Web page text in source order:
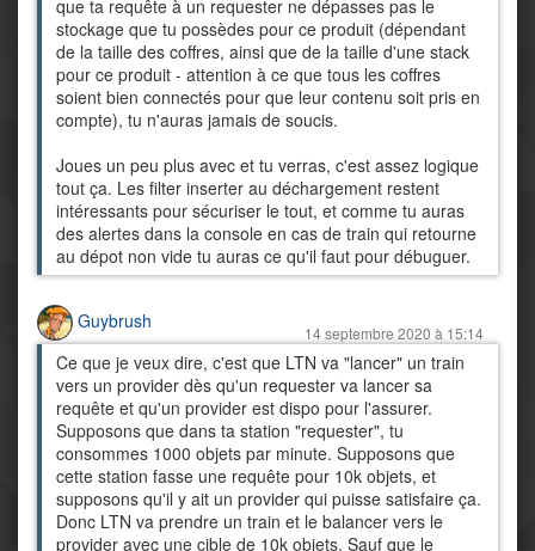
que ta requête à un requester ne dépasses pas le
stockage que tu possèdes pour ce produit (dépendant
de la taille des coffres, ainsi que de la taille d'une stack
pour ce produit - attention à ce que tous les coffres
soient bien connectés pour que leur contenu soit pris en
compte), tu n'auras jamais de soucis.
Joues un peu plus avec et tu verras, c'est assez logique
tout ça. Les filter inserter au déchargement restent
intéressants pour sécuriser le tout, et comme tu auras
des alertes dans la console en cas de train qui retourne
au dépot non vide tu auras ce qu'il faut pour débuguer.
Guybrush
14 septembre 2020 à 15:14
Ce que je veux dire, c'est que LTN va "lancer" un train
vers un provider dès qu'un requester va lancer sa
requête et qu'un provider est dispo pour l'assurer.
Supposons que dans ta station "requester", tu
consommes 1000 objets par minute. Supposons que
cette station fasse une requête pour 10k objets, et
supposons qu'il y ait un provider qui puisse satisfaire ça.
Donc LTN va prendre un train et le balancer vers le
provider avec une cible de 10k objets. Sauf que le